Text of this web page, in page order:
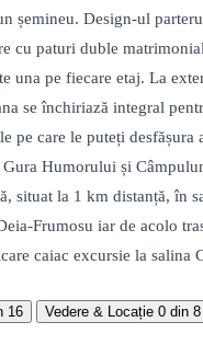
Design-ul
cu paturi duble
pe fiecare etaj. La
se închiriază integral
care le puteți
Humorului și
la 1 km distanță,
Frumosu iar de acolo
caiac excursie la salina
16 Vedere & Locație 0 din 8